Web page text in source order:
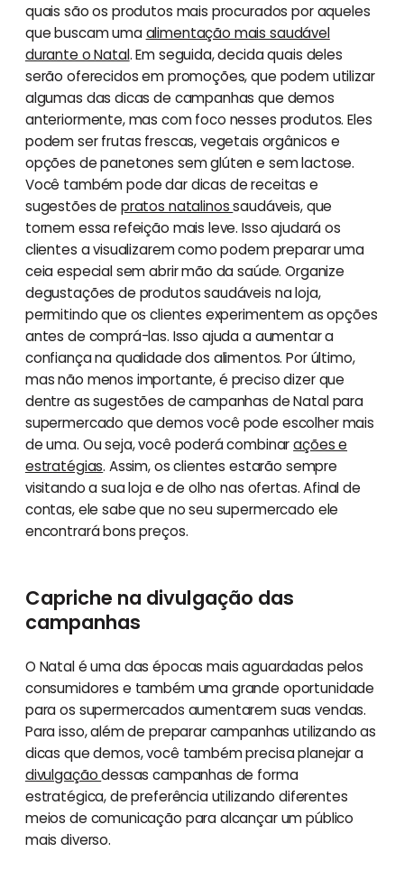
quais são os produtos mais procurados por aqueles
que buscam umaalimentação mais saudável
durante o Natal. Em seguida, decida quais deles
serão oferecidos em promoções, que podem utilizar
algumas das dicas de campanhas que demos
anteriormente, mas com foco nesses produtos. Eles
podem ser frutas frescas, vegetais orgânicos e
opções de panetones sem glúten e sem lactose.
Você também pode dar dicas de receitas e
sugestões de pratos natalinossaudáveis, que
tornem essa refeição mais leve. Isso ajudará os
clientes a visualizarem como podem preparar uma
ceia especial sem abrir mão da saúde. Organize
degustações de produtos saudáveis na loja,
permitindo que os clientes experimentem as opções
antes de comprá-las. Isso ajuda a aumentar a
confiança na qualidade dos alimentos. Por último,
mas não menos importante, é preciso dizer que
dentre as sugestões de campanhas de Natal para
supermercado que demos você pode escolher mais
de uma. Ou seja, você poderá combinarações e
estratégias. Assim, os clientes estarão sempre
visitando a sua loja e de olho nas ofertas. Afinal de
contas, ele sabe que no seu supermercado ele
encontrará bons preços.
Capriche na divulgação das
campanhas
O Natal é uma das épocas mais aguardadas pelos
consumidores e também uma grande oportunidade
para os supermercados aumentarem suas vendas.
Para isso, além de preparar campanhas utilizando as
dicas que demos, você também precisa planejar a
divulgaçãodessas campanhas de forma
estratégica, de preferência utilizando diferentes
meios de comunicação para alcançar um público
mais diverso.